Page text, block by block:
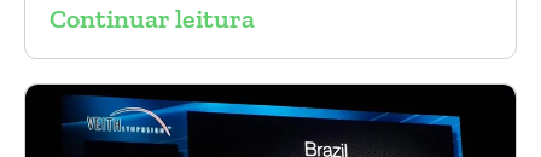
Continuar leitura